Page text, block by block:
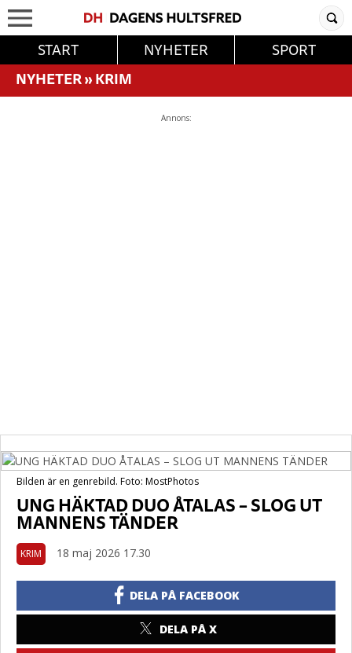
START NYHETER
SPORT
NYHETER»KRIM
Annons:
Bilden är en genrebild. Foto: MostPhotos
UNG HÄKTAD DUO ÅTALAS – SLOG UT
MANNENS TÄNDER
KRIM 18 maj 2026 17.30
DELA PÅ FACEBOOK
DELA PÅ X